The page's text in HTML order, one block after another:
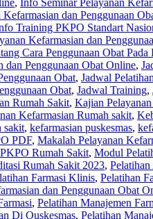
dan Penggunaan
Training PKPO Standart
Kefarmasian dan
Cara Penggunaan Obat Pada
dan Penggunaan Obat Online,
Obat, Jadwal
Obat, Jadwal Training,
Rumah Sakit, Kajian
Kefarmasian Rumah sakit,
sakit, kefarmasian puskesmas,
PDF, Makalah Pelayanan
Rumah Sakit, Modul
Rumah Sakit 2023,
Farmasi Klinis, Pelatihan
dan Penggunaan Obat
, Pelatihan Manajemen
Di Ouskesmas, Pelatihan